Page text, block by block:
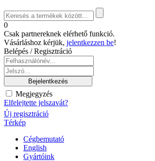
0
Csak partnereknek elérhető funkció.
Vásárláshoz kérjük, jelentkezzen be!
Belépés / Regisztráció
Megjegyzés
Elfelejtette jelszavát?
Új regisztráció
Térkép
Cégbemutató
English
Gyártóink